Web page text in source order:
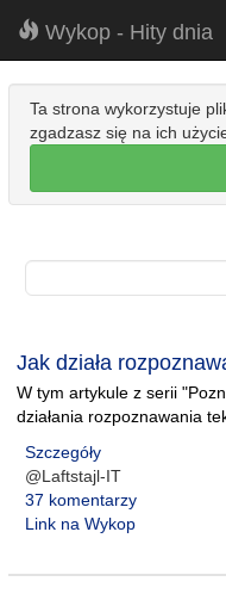
Wykop - Hity dnia
Ta strona wykorzystuje
zgadzasz się na ich
Jak działa
W tym artykule z serii
działania rozpoznawania
Szczegóły
@Laftstajl-IT
37 komentarzy
Link na Wykop